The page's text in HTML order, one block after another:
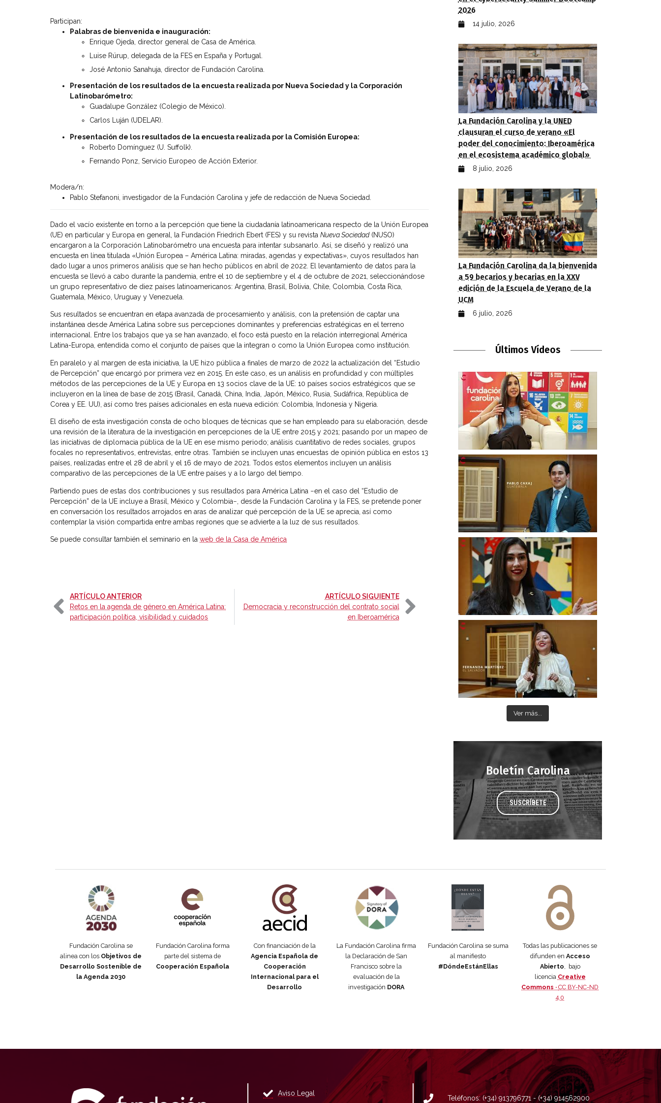
Participan:
Palabras de bienvenida e inauguración:
Enrique Ojeda, director general de Casa de América.
Luise Rürup, delegada de la FES en España y Portugal.
José Antonio Sanahuja, director de Fundación Carolina.
Presentación de los resultados de la encuesta realizada por Nueva Sociedad y la Corporación
Latinobarómetro:
Guadalupe González (Colegio de México).
Carlos Luján (UDELAR).
Presentación de los resultados de la encuesta realizada por la Comisión Europea:
Roberto Domínguez (U. Suffolk).
Fernando Ponz, Servicio Europeo de Acción Exterior.
Modera/n:
Pablo Stefanoni, investigador de la Fundación Carolina y jefe de redacción de Nueva Sociedad.
Dado el vacío existente en torno a la percepción que tiene la ciudadanía latinoamericana respecto de la Unión Europea
(UE) en particular y Europa en general, la Fundación Friedrich Ebert (FES) y su revista Nueva Sociedad(NUSO)
encargaron a la Corporación Latinobarómetro una encuesta para intentar subsanarlo. Así, se diseñó y realizó una
encuesta en línea titulada «Unión Europea – América Latina: miradas, agendas y expectativas», cuyos resultados han
dado lugar a unos primeros análisis que se han hecho públicos en abril de 2022. El levantamiento de datos para la
encuesta se llevó a cabo durante la pandemia, entre el 10 de septiembre y el 4 de octubre de 2021, seleccionándose
un grupo representativo de diez países latinoamericanos: Argentina, Brasil, Bolivia, Chile, Colombia, Costa Rica,
Guatemala, México, Uruguay y Venezuela.
Sus resultados se encuentran en etapa avanzada de procesamiento y análisis, con la pretensión de captar una
instantánea desde América Latina sobre sus percepciones dominantes y preferencias estratégicas en el terreno
internacional. Entre los trabajos que ya se han avanzado, el foco está puesto en la relación interregional América
Latina-Europa, entendida como el conjunto de países que la integran o como la Unión Europea como institución.
En paralelo y al margen de esta iniciativa, la UE hizo pública a finales de marzo de 2022 la actualización del “Estudio
de Percepción” que encargó por primera vez en 2015. En este caso, es un análisis en profundidad y con múltiples
métodos de las percepciones de la UE y Europa en 13 socios clave de la UE: 10 países socios estratégicos que se
incluyeron en la línea de base de 2015 (Brasil, Canadá, China, India, Japón, México, Rusia, Sudáfrica, República de
Corea y EE. UU), así como tres países adicionales en esta nueva edición: Colombia, Indonesia y Nigeria.
El diseño de esta investigación consta de ocho bloques de técnicas que se han empleado para su elaboración, desde
una revisión de la literatura de la investigación en percepciones de la UE entre 2015 y 2021; pasando por un mapeo de
las iniciativas de diplomacia pública de la UE en ese mismo periodo; análisis cuantitativo de redes sociales, grupos
focales no representativos, entrevistas, entre otras. También se incluyen unas encuestas de opinión pública en estos 13
países, realizadas entre el 28 de abril y el 16 de mayo de 2021. Todos estos elementos incluyen un análisis
comparativo de las percepciones de la UE entre países y a lo largo del tiempo.
Partiendo pues de estas dos contribuciones y sus resultados para América Latina −en el caso del “Estudio de
Percepción” de la UE incluye a Brasil, México y Colombia−, desde la Fundación Carolina y la FES, se pretende poner
en conversación los resultados arrojados en aras de analizar qué percepción de la UE se aprecia, así como
contemplar la visión compartida entre ambas regiones que se advierte a la luz de sus resultados.
Se puede consultar también el seminario en la web de la Casa de América
ARTÍCULO ANTERIOR-
Retos en la agenda de género en América Latina:
participación política, visibilidad y cuidados
ARTÍCULO SIGUIENTE-
Democracia y reconstrucción del contrato social
en Iberoamérica
2026
14 julio, 2026
La Fundación Carolina y la UNED
clausuran el curso de verano «El
poder del conocimiento: Iberoamérica
en el ecosistema académico global»
8 julio, 2026
La Fundación Carolina da la bienvenida
a 59 becarios y becarias en la XXV
edición de la Escuela de Verano de la
UCM
6 julio, 2026
Últimos Vídeos
Ver más...
Boletín Carolina
SUSCRÍBETE
Fundación Carolina se
alinea con los Objetivos de
Desarrollo Sostenible de
la Agenda 2030
Fundación Carolina forma
parte del sistema de
Cooperación Española
Con financiación de la
Agencia Española de
Cooperación
Internacional para el
Desarrollo
La Fundación Carolina firma
la Declaración de San
Francisco sobre la
evaluación de la
investigación DORA
Fundación Carolina se suma
al manifiesto
#DóndeEstánEllas
Todas las publicaciones se
difunden en Acceso
Abierto , bajo
licencia Creative
Commons ·CC BY-NC-ND
4.0
Aviso Legal
Teléfonos: (+34) 913796771 - (+34) 914562900